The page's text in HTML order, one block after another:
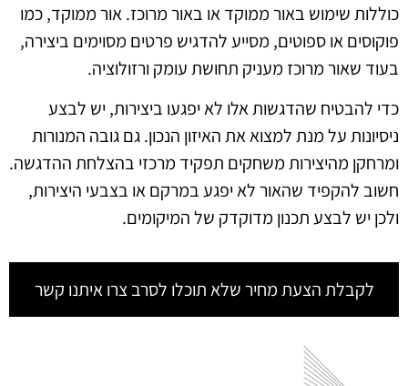
כוללות שימוש באור ממוקד או באור מרוכז. אור ממוקד, כמו
פוקוסים או ספוטים, מסייע להדגיש פרטים מסוימים ביצירה,
בעוד שאור מרוכז מעניק תחושת עומק ורזולוציה.
כדי להבטיח שהדגשות אלו לא יפגעו ביצירות, יש לבצע
ניסיונות על מנת למצוא את האיזון הנכון. גם גובה המנורות
ומרחקן מהיצירות משחקים תפקיד מרכזי בהצלחת ההדגשה.
חשוב להקפיד שהאור לא יפגע במרקם או בצבעי היצירות,
ולכן יש לבצע תכנון מדוקדק של המיקומים.
לקבלת הצעת מחיר שלא תוכלו לסרב צרו איתנו קשר